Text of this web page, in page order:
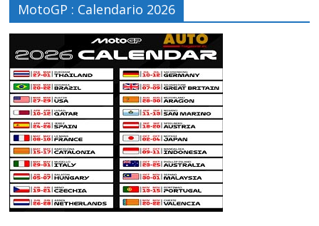
MotoGP : Calendario 2026